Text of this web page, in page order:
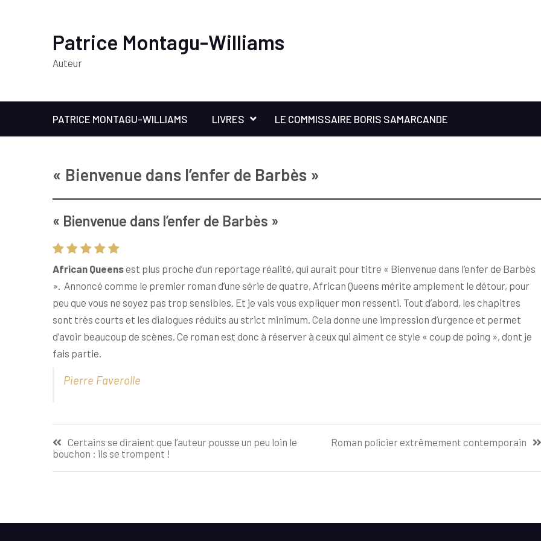
Patrice Montagu-Williams
Auteur
PATRICE MONTAGU-WILLIAMS LIVRES LE COMMISSAIRE BORIS SAMARCANDE
« Bienvenue dans l’enfer de Barbès »
« Bienvenue dans l’enfer de Barbès »
African Queensest plus proche d’un reportage réalité, qui aurait pour titre « Bienvenue dans l’enfer de Barbès
». Annoncé comme le premier roman d’une série de quatre, African Queens mérite amplement le détour, pour
peu que vous ne soyez pas trop sensibles. Et je vais vous expliquer mon ressenti. Tout d’abord, les chapitres
sont très courts et les dialogues réduits au strict minimum. Cela donne une impression d’urgence et permet
d’avoir beaucoup de scènes. Ce roman est donc à réserver à ceux qui aiment ce style « coup de poing », dont je
fais partie.
Pierre Faverolle
Navigation
de
Certains se diraient que l’auteur pousse un peu loin le
bouchon : ils se trompent !
Roman policier extrêmement contemporain